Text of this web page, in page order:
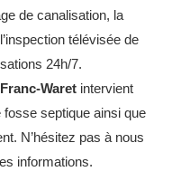
de canalisation, la
télévisée de
24h/7.
Franc-Waretintervient
septique ainsi que
N’hésitez pas à nous
informations.